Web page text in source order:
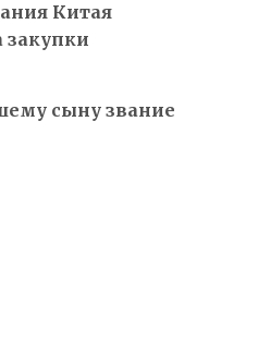
Китая
закупки
сыну звание